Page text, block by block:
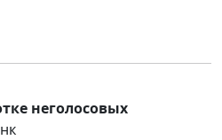
неголосовых